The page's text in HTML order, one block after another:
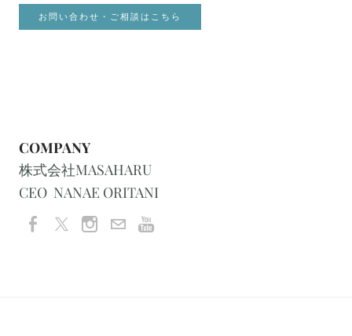
お問い合わせ・ご相談はこちら
COMPANY
株式会社MASAHARU
CEO NANAE ORITANI